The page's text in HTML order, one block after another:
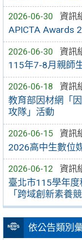
2026-06-30 資訊
APICTA Awards
2026-06-30 資訊
115年7-8月親師
2026-06-18 資訊
教育部因材網「
攻隊」活動
2026-06-15 資訊
2026高中生數位
2026-06-12 資訊
臺北市115學年
「跨域創新素養競
依公告類別